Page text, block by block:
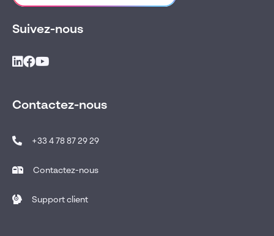
Suivez-nous
Contactez-nous
+33 4 78 87 29 29
Contactez-nous
Support client